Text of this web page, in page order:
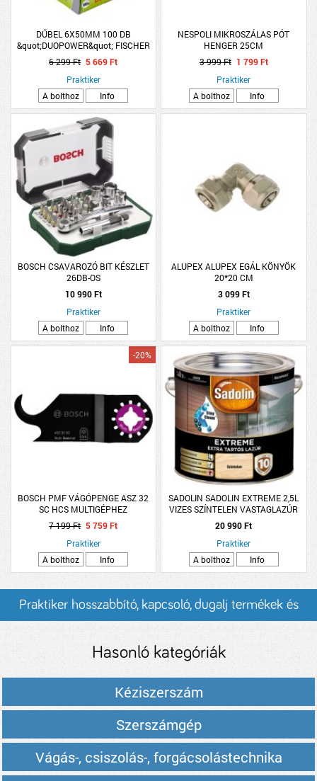
DŰBEL 6X50MM 100 DB
&quot;DUOPOWER&quot; FISCHER
6 299 Ft 5 669 Ft
Praktiker
A bolthoz
Info
NESPOLI MIKROSZÁLAS PÓT
HENGER 25CM
3 999 Ft 1 799 Ft
Praktiker
A bolthoz
Info
BOSCH CSAVAROZÓ BIT KÉSZLET
26DB-OS
10 990 Ft
Praktiker
A bolthoz
Info
ALUPEX ALUPEX EGÁL KÖNYÖK
20*20 CM
3 099 Ft
Praktiker
A bolthoz
Info
BOSCH PMF VÁGÓPENGE ASZ 32
SC HCS MULTIGÉPHEZ
-20%
7 199 Ft 5 759 Ft
Praktiker
A bolthoz
Info
SADOLIN SADOLIN EXTREME 2,5L
VIZES SZÍNTELEN VASTAGLAZÚR
20 990 Ft
Praktiker
A bolthoz
Info
Praktiker hosszabbító, kapcsoló, dugalj termékek és
Hasonló kategóriák
Kéziszerszám
Szerszámgép
Vágás-, csiszolás-, forgácsolástechnika